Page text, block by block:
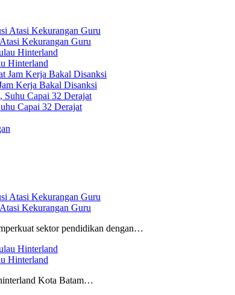
Kekurangan Guru
Hinterland
Kerja Bakal Disanksi
Capai 32 Derajat
Kekurangan Guru
sektor pendidikan dengan…
Hinterland
Kota Batam…